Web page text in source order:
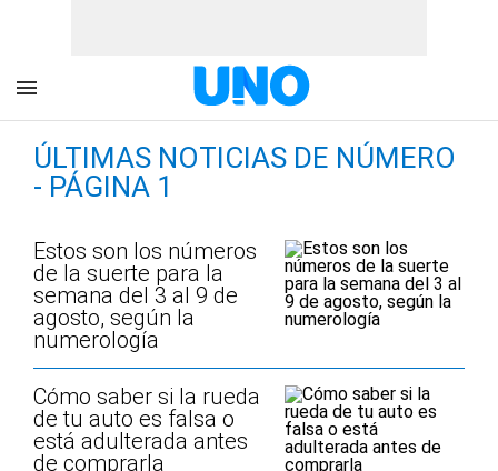
ÚLTIMAS NOTICIAS DE NÚMERO
- PÁGINA 1
Estos son los números
de la suerte para la
semana del 3 al 9 de
agosto, según la
numerología
Cómo saber si la rueda
de tu auto es falsa o
está adulterada antes
de comprarla